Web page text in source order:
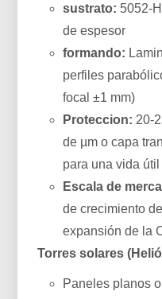
sustrato: 5052-
de espesor
formando:
perfiles
focal ±1 mm)
Proteccion: 20-
de µm o capa
para una vida
Escala de
de crecimiento
expansión de la
Torres solares
Paneles planos